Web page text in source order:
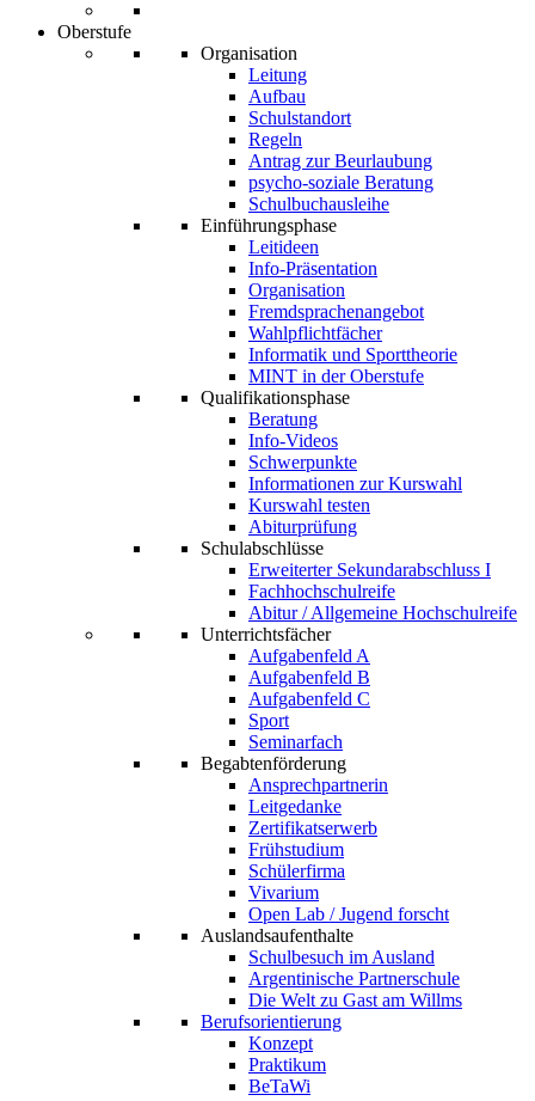
Oberstufe
Organisation
Leitung
Aufbau
Schulstandort
Regeln
Antrag zur Beurlaubung
psycho-soziale Beratung
Schulbuchausleihe
Einführungsphase
Leitideen
Info-Präsentation
Organisation
Fremdsprachenangebot
Wahlpflichtfächer
Informatik und Sporttheorie
MINT in der Oberstufe
Qualifikationsphase
Beratung
Info-Videos
Schwerpunkte
Informationen zur Kurswahl
Kurswahl testen
Abiturprüfung
Schulabschlüsse
Erweiterter Sekundarabschluss I
Fachhochschulreife
Abitur / Allgemeine Hochschulreife
Unterrichtsfächer
Aufgabenfeld A
Aufgabenfeld B
Aufgabenfeld C
Sport
Seminarfach
Begabtenförderung
Ansprechpartnerin
Leitgedanke
Zertifikatserwerb
Frühstudium
Schülerfirma
Vivarium
Open Lab / Jugend forscht
Auslandsaufenthalte
Schulbesuch im Ausland
Argentinische Partnerschule
Die Welt zu Gast am Willms
Berufsorientierung
Konzept
Praktikum
BeTaWi